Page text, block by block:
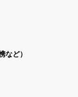
など）